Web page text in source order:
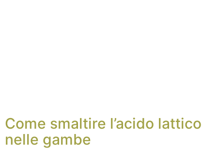
Come smaltire l’acido lattico
nelle gambe